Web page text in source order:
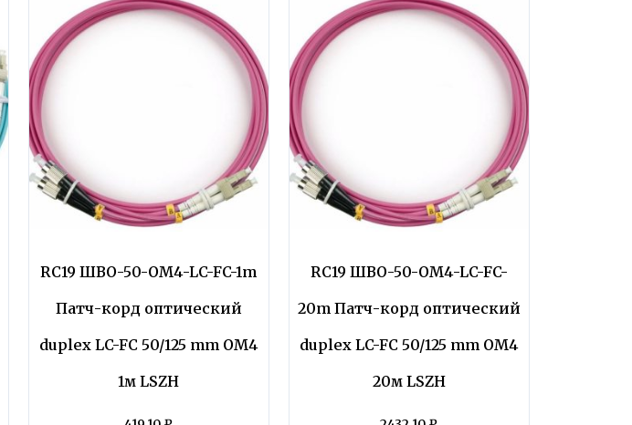
RC19 ШВО-50-OM4-LC-FC-1m
Патч-корд оптический
duplex LC-FC 50/125 mm OM4
1м LSZH
RC19 ШВО-50-OM4-LC-FC-
20m Патч-корд оптический
duplex LC-FC 50/125 mm OM4
20м LSZH